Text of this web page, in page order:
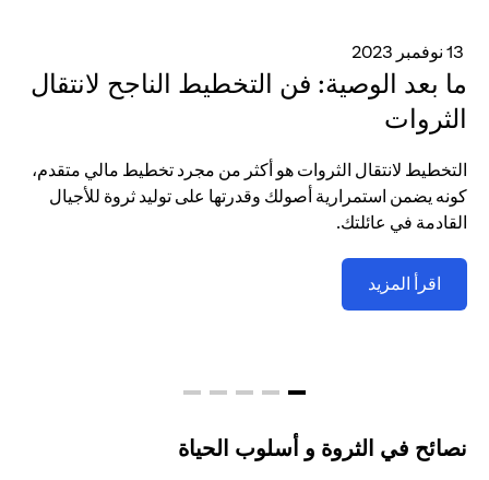
ما بعد الوصية: فن التخطيط الناجح لانتقال
الثروات
التخطيط لانتقال الثروات هو أكثر من مجرد تخطيط مالي متقدم،
كونه يضمن استمرارية أصولك وقدرتها على توليد ثروة للأجيال
القادمة في عائلتك.
اقرأ المزيد
نصائح في الثروة و أسلوب الحياة